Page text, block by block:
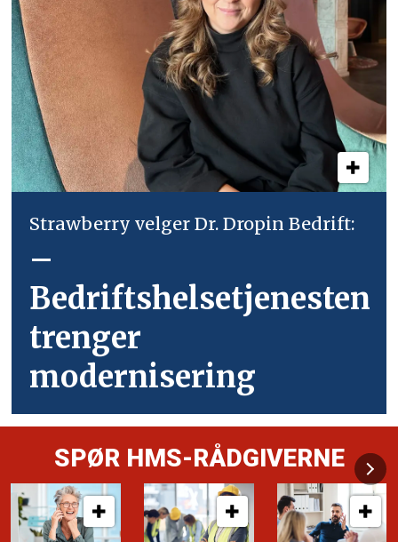
Strawberry velger Dr. Dropin Bedrift:
–
Bedriftshelsetjenesten
trenger
modernisering
SPØR HMS-RÅDGIVERNE